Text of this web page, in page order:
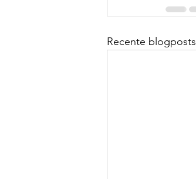
Recente blogposts